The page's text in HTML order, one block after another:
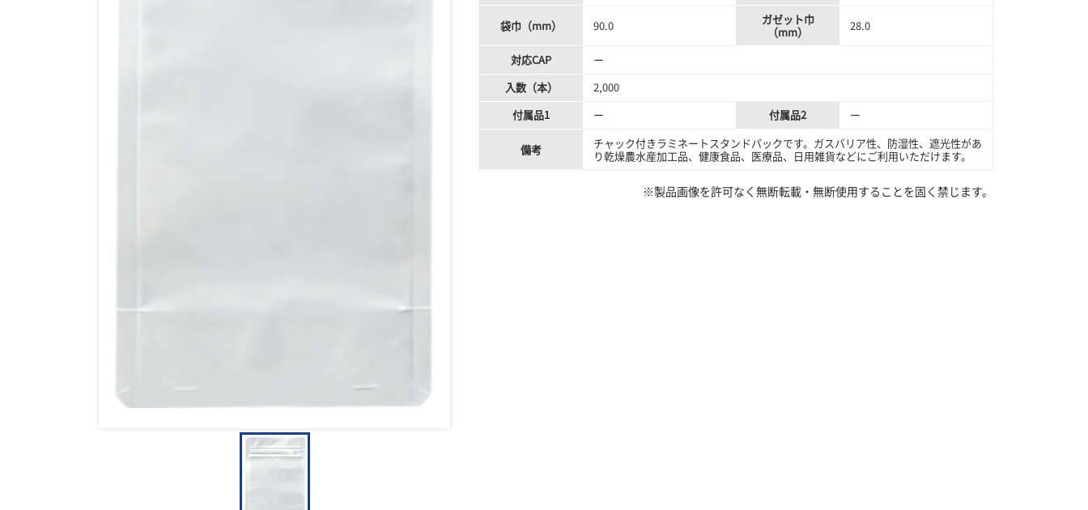
袋巾（mm） 90.0
ガゼット巾
（mm）
28.0
対応CAP
ー
入数（本）
2,000
付属品1
ー 付属品2 ー
備考
チャック付きラミネートスタンドパックです。ガスバリア性、防湿性、遮光性があ
り乾燥農水産加工品、健康食品、医療品、日用雑貨などにご利用いただけます。
※製品画像を許可なく無断転載・無断使用することを固く禁じます。